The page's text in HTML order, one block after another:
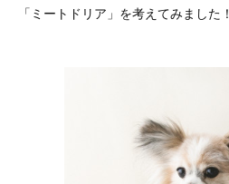
「ミートドリア」を考えてみました！